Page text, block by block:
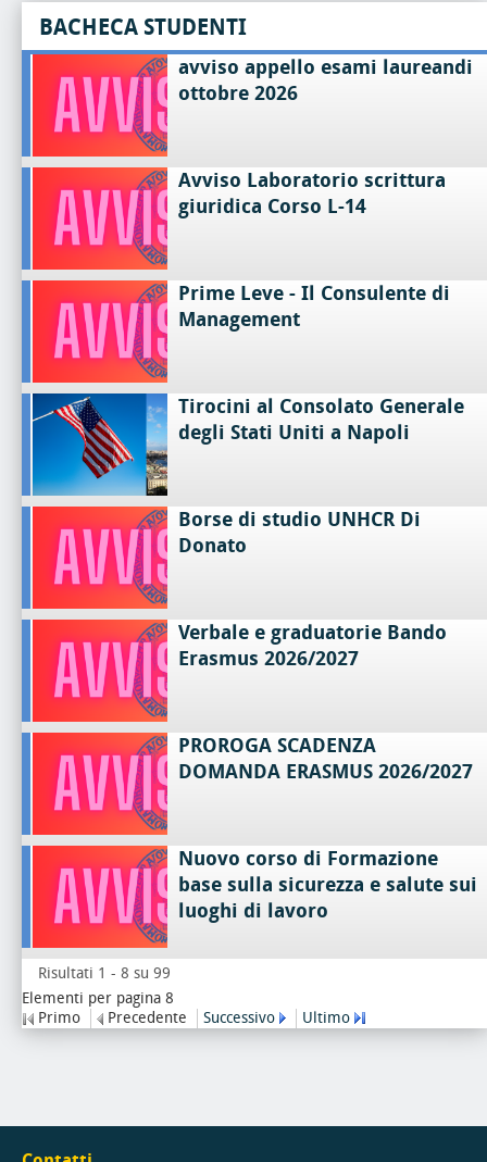
BACHECA STUDENTI
avviso appello esami laureandi
ottobre 2026
Avviso Laboratorio scrittura
giuridica Corso L-14
Prime Leve - Il Consulente di
Management
Tirocini al Consolato Generale
degli Stati Uniti a Napoli
Borse di studio UNHCR Di
Donato
Verbale e graduatorie Bando
Erasmus 2026/2027
PROROGA SCADENZA
DOMANDA ERASMUS 2026/2027
Nuovo corso di Formazione
base sulla sicurezza e salute sui
luoghi di lavoro
Risultati 1 - 8 su 99
Elementi per pagina 8
Primo
Precedente Successivo Ultimo